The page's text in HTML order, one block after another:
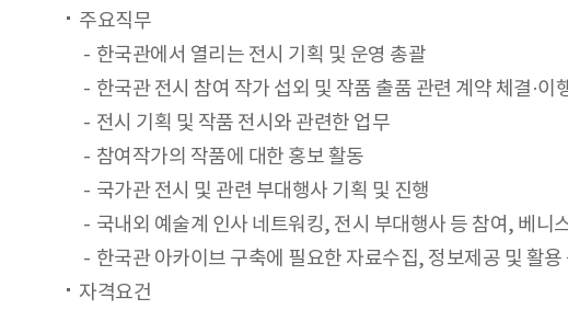
주요직무
한국관에서 열리는 전시 기획 및 운영 총괄
한국관 전시 참여 작가 섭외 및 작품 출품 관련 계약 체결·이
전시 기획 및 작품 전시와 관련한 업무
참여작가의 작품에 대한 홍보 활동
국가관 전시 및 관련 부대행사 기획 및 진행
국내외 예술계 인사 네트워킹, 전시 부대행사 등 참여, 베니
한국관 아카이브 구축에 필요한 자료수집, 정보제공 및 활용
자격요건